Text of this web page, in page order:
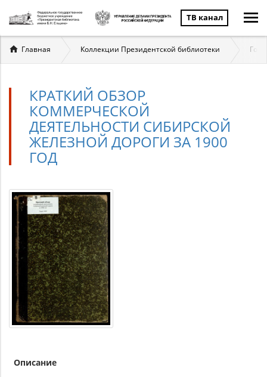
ТВ канал
Вы
здесь
Главная Коллекции Президентской библиотеки
КРАТКИЙ ОБЗОР
КОММЕРЧЕСКОЙ
ДЕЯТЕЛЬНОСТИ СИБИРСКОЙ
ЖЕЛЕЗНОЙ ДОРОГИ ЗА 1900
ГОД
Описание